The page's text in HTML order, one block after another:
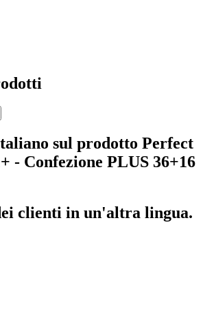
sul prodotto Perfect
- Confezione PLUS 36+16
clienti in un'altra lingua.